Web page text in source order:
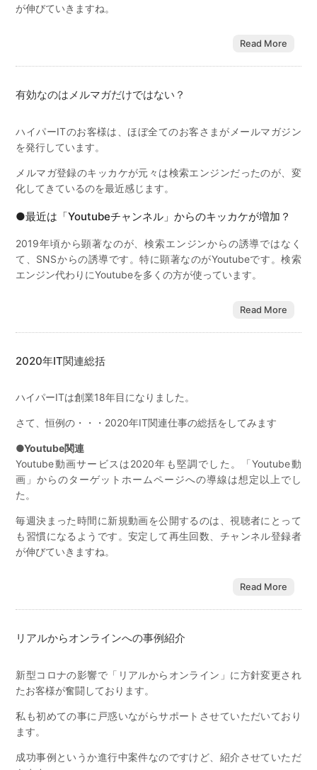
が伸びていきますね。
Read More
有効なのはメルマガだけではない？
ハイパーITのお客様は、ほぼ全てのお客さまがメールマガジン
を発行しています。
メルマガ登録のキッカケが元々は検索エンジンだったのが、変
化してきているのを最近感じます。
●最近は「Youtubeチャンネル」からのキッカケが増加？
2019年頃から顕著なのが、検索エンジンからの誘導ではなく
て、SNSからの誘導です。特に顕著なのがYoutubeです。検索
エンジン代わりにYoutubeを多くの方が使っています。
Read More
2020年IT関連総括
ハイパーITは創業18年目になりました。
さて、恒例の・・・2020年IT関連仕事の総括をしてみます
●Youtube関連
Youtube動画サービスは2020年も堅調でした。「Youtube動
画」からのターゲットホームページへの導線は想定以上でし
た。
毎週決まった時間に新規動画を公開するのは、視聴者にとって
も習慣になるようです。安定して再生回数、チャンネル登録者
が伸びていきますね。
Read More
リアルからオンラインへの事例紹介
新型コロナの影響で「リアルからオンライン」に方針変更され
たお客様が奮闘しております。
私も初めての事に戸惑いながらサポートさせていただいており
ます。
成功事例というか進行中案件なのですけど、紹介させていただ